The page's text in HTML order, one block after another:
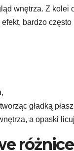
wnętrza. Z kolei
bardzo
gładką
a opaski
różnice